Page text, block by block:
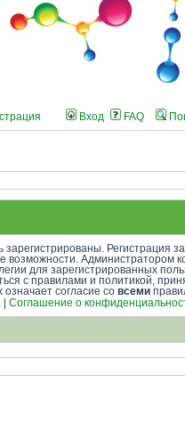
Вход FAQ
Регистрация
возможности. Администратором
для зарегистрированных
с правилами и политикой,
согласие со всеми
Соглашение о